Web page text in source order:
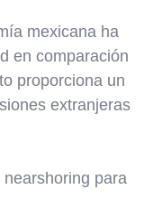
mexicana ha
en comparación
proporciona un
extranjeras
para